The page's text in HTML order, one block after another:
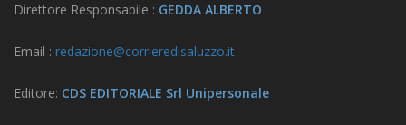
Direttore Responsabile : GEDDA ALBERTO
Email : redazione@corrieredisaluzzo.it
Editore: CDS EDITORIALE Srl Unipersonale